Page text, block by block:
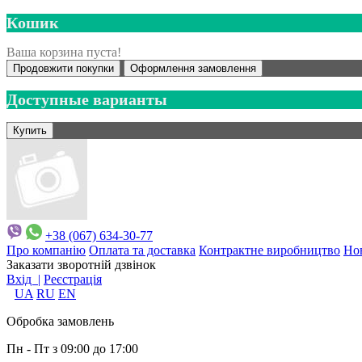
Кошик
Ваша корзина пуста!
Продовжити покупки Оформлення замовлення
Доступные варианты
+38 (067) 634-30-77
Про компанію Оплата та доставка Контрактне виробництво
Заказати зворотній дзвінок
Вхід | Реєстрація
UA RU EN
Обробка замовлень
Пн - Пт з 09:00 до 17:00